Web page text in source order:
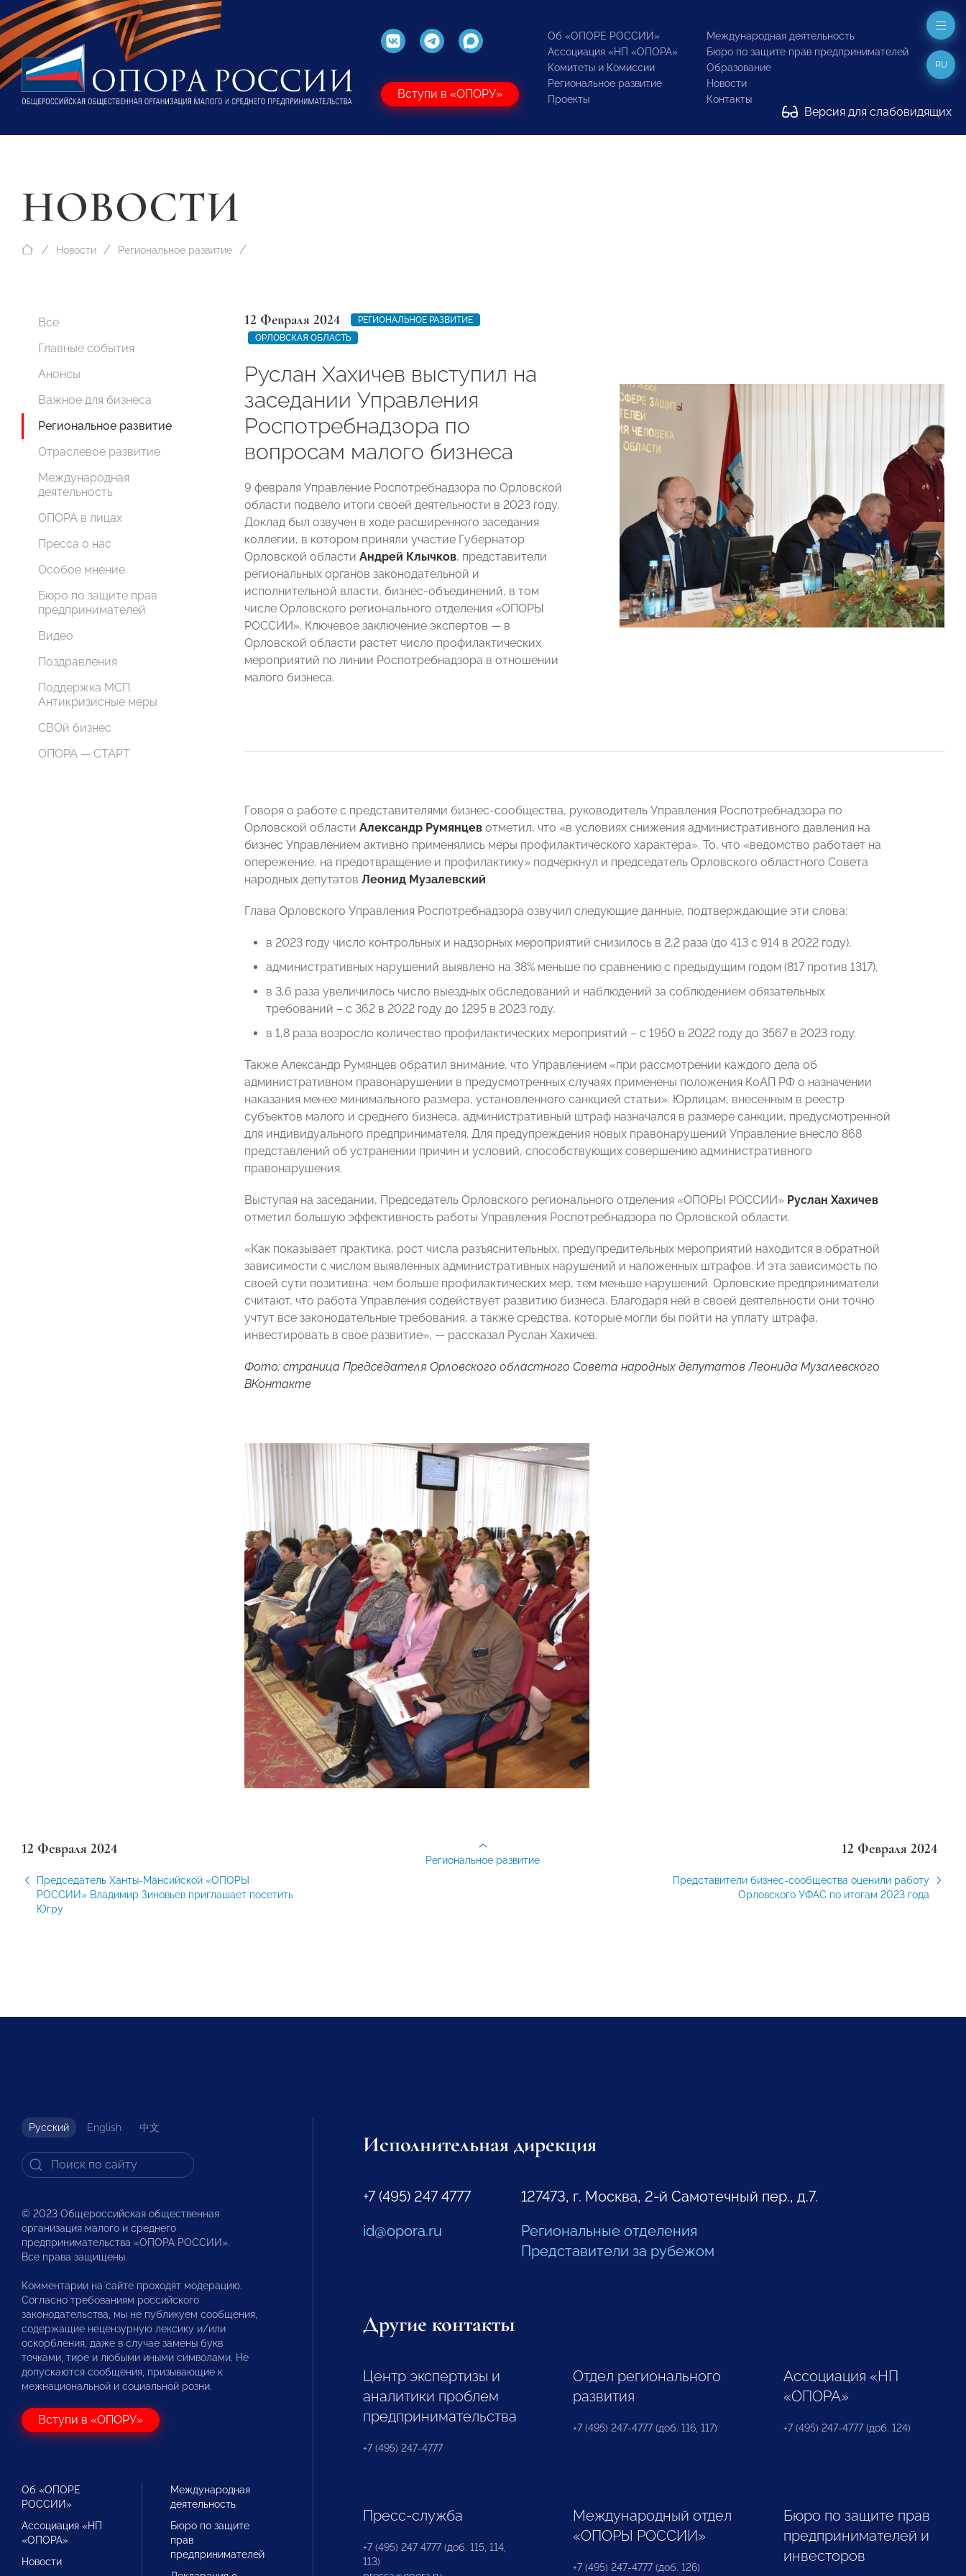
Вступи в «ОПОРУ»
Об «ОПОРЕ РОССИИ»
Ассоциация «НП «ОПОРА»
Комитеты и Комиссии
Региональное развитие
Проекты
Международная деятельность
Бюро по защите прав предпринимателей
Образование
Новости
Контакты
Версия для слабовидящих
RU
НОВОСТИ
Новости Региональное развитие
Все
Главные события
Анонсы
Важное для бизнеса
Региональное развитие
Отраслевое развитие
Международная
деятельность
ОПОРА в лицах
Пресса о нас
Особое мнение
Бюро по защите прав
предпринимателей
Видео
Поздравления
Поддержка МСП.
Антикризисные меры
СВОй бизнес
ОПОРА — СТАРТ
12 Февраля 2024
РЕГИОНАЛЬНОЕ РАЗВИТИЕ
ОРЛОВСКАЯ ОБЛАСТЬ
Руслан Хахичев выступил на
заседании Управления
Роспотребнадзора по
вопросам малого бизнеса
9 февраля Управление Роспотребнадзора по Орловской
области подвело итоги своей деятельности в 2023 году.
Доклад был озвучен в ходе расширенного заседания
коллегии, в котором приняли участие Губернатор
Орловской области Андрей Клычков, представители
региональных органов законодательной и
исполнительной власти, бизнес-объединений, в том
числе Орловского регионального отделения «ОПОРЫ
РОССИИ». Ключевое заключение экспертов — в
Орловской области растет число профилактических
мероприятий по линии Роспотребнадзора в отношении
малого бизнеса.
Говоря о работе с представителями бизнес-сообщества, руководитель Управления Роспотребнадзора по
Орловской области Александр Румянцев отметил, что «в условиях снижения административного давления на
бизнес Управлением активно применялись меры профилактического характера». То, что «ведомство работает на
опережение, на предотвращение и профилактику» подчеркнул и председатель Орловского областного Совета
народных депутатов Леонид Музалевский.
Глава Орловского Управления Роспотребнадзора озвучил следующие данные, подтверждающие эти слова:
в 2023 году число контрольных и надзорных мероприятий снизилось в 2,2 раза (до 413 с 914 в 2022 году),
административных нарушений выявлено на 38% меньше по сравнению с предыдущим годом (817 против 1317),
в 3,6 раза увеличилось число выездных обследований и наблюдений за соблюдением обязательных
требований – с 362 в 2022 году до 1295 в 2023 году,
в 1,8 раза возросло количество профилактических мероприятий – с 1950 в 2022 году до 3567 в 2023 году.
Также Александр Румянцев обратил внимание, что Управлением «при рассмотрении каждого дела об
административном правонарушении в предусмотренных случаях применены положения КоАП РФ о назначении
наказания менее минимального размера, установленного санкцией статьи». Юрлицам, внесенным в реестр
субъектов малого и среднего бизнеса, административный штраф назначался в размере санкции, предусмотренной
для индивидуального предпринимателя. Для предупреждения новых правонарушений Управление внесло 868
представлений об устранении причин и условий, способствующих совершению административного
правонарушения.
Выступая на заседании, Председатель Орловского регионального отделения «ОПОРЫ РОССИИ» Руслан Хахичев
отметил большую эффективность работы Управления Роспотребнадзора по Орловской области.
«Как показывает практика, рост числа разъяснительных, предупредительных мероприятий находится в обратной
зависимости с числом выявленных административных нарушений и наложенных штрафов. И эта зависимость по
своей сути позитивна: чем больше профилактических мер, тем меньше нарушений. Орловские предприниматели
считают, что работа Управления содействует развитию бизнеса. Благодаря ней в своей деятельности они точно
учтут все законодательные требования, а также средства, которые могли бы пойти на уплату штрафа,
инвестировать в свое развитие», — рассказал Руслан Хахичев.
Фото: страница Председателя Орловского областного Совета народных депутатов Леонида Музалевского
ВКонтакте
12 Февраля 2024
Председатель Ханты-Мансийской «ОПОРЫ
РОССИИ» Владимир Зиновьев приглашает посетить
Югру
12 Февраля 2024
Представители бизнес-сообщества оценили работу
Орловского УФАС по итогам 2023 года
Региональное развитие
Русский English 中文
© 2023 Общероссийская общественная
организация малого и среднего
предпринимательства «ОПОРА РОССИИ».
Все права защищены.
Комментарии на сайте проходят модерацию.
Согласно требованиям российского
законодательства, мы не публикуем сообщения,
содержащие нецензурную лексику и/или
оскорбления, даже в случае замены букв
точками, тире и любыми иными символами. Не
допускаются сообщения, призывающие к
межнациональной и социальной розни.
Вступи в «ОПОРУ»
Об «ОПОРЕ
РОССИИ»
Ассоциация «НП
«ОПОРА»
Новости
Международная
деятельность
Бюро по защите
прав
предпринимателей
Исполнительная дирекция
+7 (495) 247 4777
id@opora.ru
127473, г. Москва, 2-й Самотечный пер., д.7.
Региональные отделения
Представители за рубежом
Другие контакты
Центр экспертизы и
аналитики проблем
предпринимательства
+7 (495) 247-4777
Отдел регионального
развития
+7 (495) 247-4777 (доб. 116, 117)
Ассоциация «НП
«ОПОРА»
+7 (495) 247-4777 (доб. 124)
Пресс-служба
+7 (495) 247 4777 (доб. 115, 114,
113)
Международный отдел
«ОПОРЫ РОССИИ»
+7 (495) 247-4777 (доб. 126)
Бюро по защите прав
предпринимателей и
инвесторов